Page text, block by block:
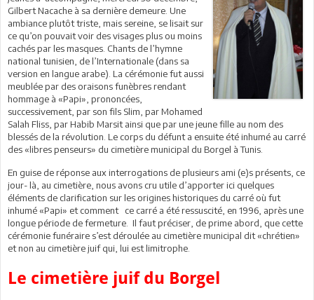
Gilbert Nacache à sa dernière demeure. Une
ambiance plutôt triste, mais sereine, se lisait sur
ce qu’on pouvait voir des visages plus ou moins
cachés par les masques. Chants de l’hymne
national tunisien, de l’Internationale (dans sa
version en langue arabe). La cérémonie fut aussi
meublée par des oraisons funèbres rendant
hommage à «Papi», prononcées,
successivement, par son fils Slim, par Mohamed
Salah Fliss, par Habib Marsit ainsi que par une jeune fille au nom des
blessés de la révolution. Le corps du défunt a ensuite été inhumé au carré
des «libres penseurs» du cimetière municipal du Borgel à Tunis.
En guise de réponse aux interrogations de plusieurs ami (e)s présents, ce
jour- là, au cimetière, nous avons cru utile d’apporter ici quelques
éléments de clarification sur les origines historiques du carré où fut
inhumé «Papi» et comment ce carré a été ressuscité, en 1996, après une
longue période de fermeture. Il faut préciser, de prime abord, que cette
cérémonie funéraire s’est déroulée au cimetière municipal dit «chrétien»
et non au cimetière juif qui, lui est limitrophe.
Le cimetière juif du Borgel